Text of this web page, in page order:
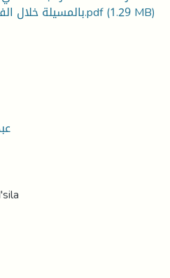
بالمسيلة خلال الفترة(2009-2018).pdf(1.29 MB)